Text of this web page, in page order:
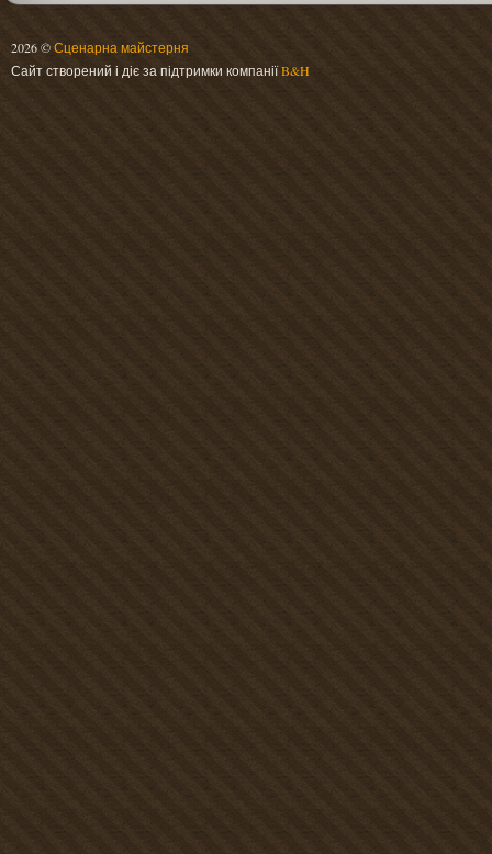
2026 ©Сценарна майстерня
Сайт створений і діє за підтримки компаніїB&H